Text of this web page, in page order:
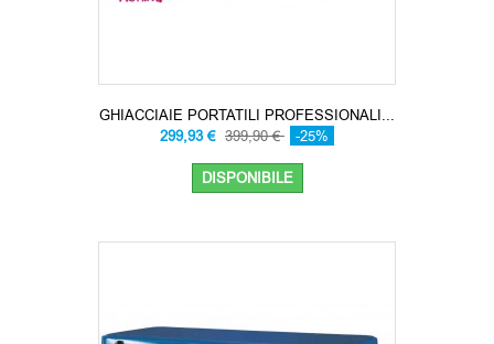
GHIACCIAIE PORTATILI PROFESSIONALI...
299,93 € 399,90 € -25%
DISPONIBILE